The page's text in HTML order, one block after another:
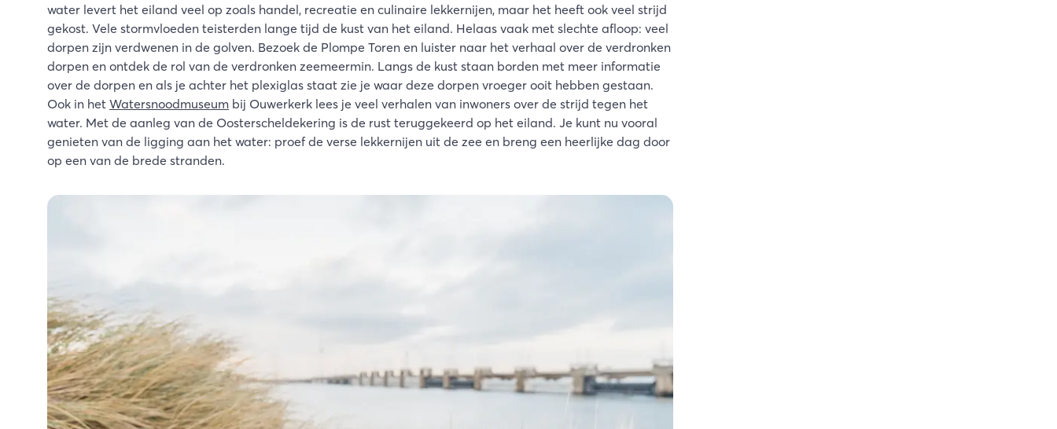
water levert het eiland veel op zoals handel, recreatie en culinaire lekkernijen, maar het heeft ook veel strijd
gekost. Vele stormvloeden teisterden lange tijd de kust van het eiland. Helaas vaak met slechte afloop: veel
dorpen zijn verdwenen in de golven. Bezoek de Plompe Toren en luister naar het verhaal over de verdronken
dorpen en ontdek de rol van de verdronken zeemeermin. Langs de kust staan borden met meer informatie
over de dorpen en als je achter het plexiglas staat zie je waar deze dorpen vroeger ooit hebben gestaan.
Ook in het Watersnoodmuseum bij Ouwerkerk lees je veel verhalen van inwoners over de strijd tegen het
water. Met de aanleg van de Oosterscheldekering is de rust teruggekeerd op het eiland. Je kunt nu vooral
genieten van de ligging aan het water: proef de verse lekkernijen uit de zee en breng een heerlijke dag door
op een van de brede stranden.